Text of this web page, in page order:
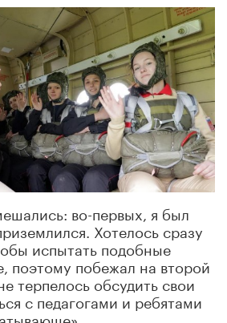
во-первых, я был
Хотелось сразу
испытать подобные
поэтому побежал на второй
терпелось обсудить свои
с педагогами и ребятами